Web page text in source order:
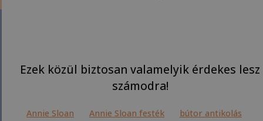
Ezek közül biztosan valamelyik érdekes lesz
számodra!
Annie Sloan Annie Sloan festék
bútor antikolás